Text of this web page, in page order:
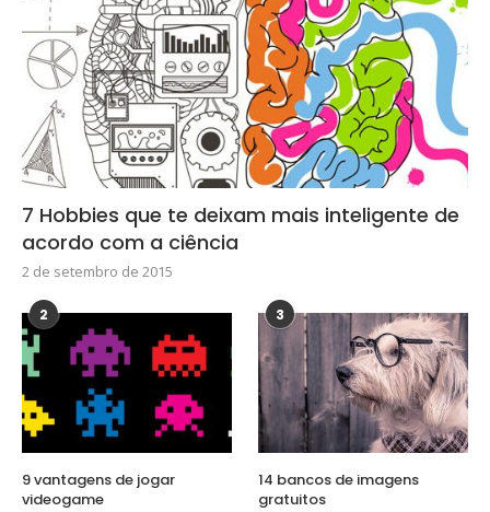
7 Hobbies que te deixam mais inteligente de
acordo com a ciência
2 de setembro de 2015
2
9 vantagens de jogar
videogame
3
14 bancos de imagens
gratuitos